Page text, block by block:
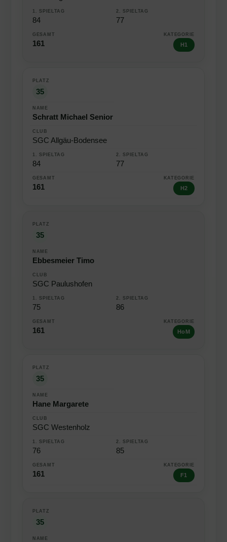
84 77
161 H1
35
Schratt Michael Senior
SGC Allgäu-Bodensee
84 77
161 H2
35
Ebbesmeier Timo
SGC Paulushofen
75 86
161 HoM
35
Hane Margarete
SGC Westenholz
76 85
161 F1
35